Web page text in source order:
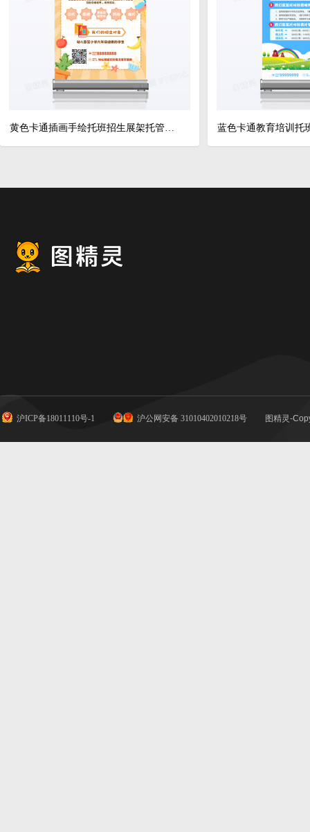
黄色卡通插画手绘托班招生展架托管班暑期假期展架作业托管班展架托管班招生
沪ICP备18011110号-1 沪公网安备 31010402010218号 图精灵-